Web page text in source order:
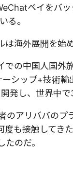
ペイをバ
る。
海外展開を始
の中国人国外
シップ+技術輸
発し、世界中で
のアリババのプ
も接触してき
のだ。